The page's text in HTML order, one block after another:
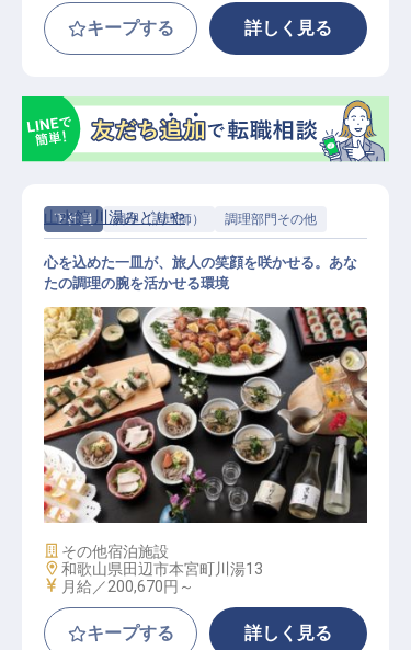
キープする 詳しく見る
正社員 調理（調理師） 調理部門その他
調理
山水館 川湯みどりや
心を込めた一皿が、旅人の笑顔を咲かせる。あな
たの調理の腕を活かせる環境
施設業態
その他宿泊施設
勤務地
和歌山県田辺市本宮町川湯13
給与
月給／200,670円～
キープする 詳しく見る